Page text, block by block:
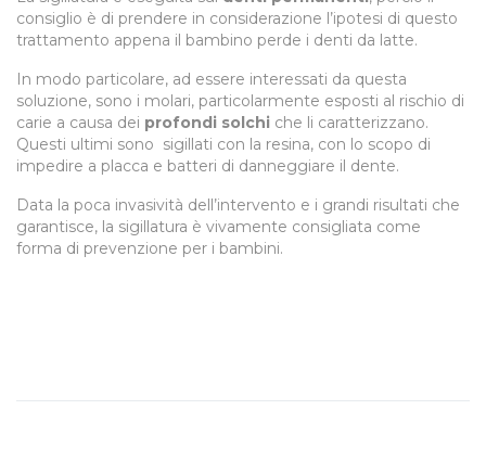
consiglio è di prendere in considerazione l’ipotesi di questo
trattamento appena il bambino perde i denti da latte.
In modo particolare, ad essere interessati da questa
soluzione, sono i molari, particolarmente esposti al rischio di
carie a causa dei profondi solchi che li caratterizzano.
Questi ultimi sono sigillati con la resina, con lo scopo di
impedire a placca e batteri di danneggiare il dente.
Data la poca invasività dell’intervento e i grandi risultati che
garantisce, la sigillatura è vivamente consigliata come
forma di prevenzione per i bambini.